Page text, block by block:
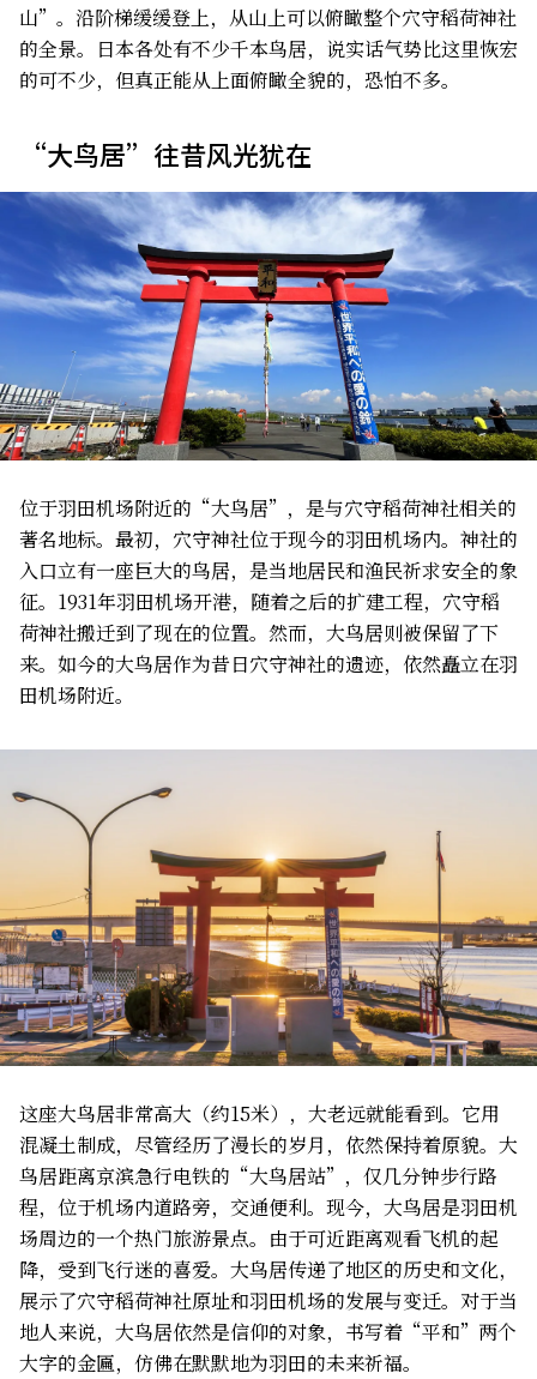
山”。沿阶梯缓缓登上，从山上可以俯瞰整个穴守稻荷神社
的全景。日本各处有不少千本鸟居，说实话气势比这里恢宏
的可不少，但真正能从上面俯瞰全貌的，恐怕不多。
“大鸟居”往昔风光犹在
位于羽田机场附近的“大鸟居”，是与穴守稻荷神社相关的
著名地标。最初，穴守神社位于现今的羽田机场内。神社的
入口立有一座巨大的鸟居，是当地居民和渔民祈求安全的象
征。1931年羽田机场开港，随着之后的扩建工程，穴守稻
荷神社搬迁到了现在的位置。然而，大鸟居则被保留了下
来。如今的大鸟居作为昔日穴守神社的遗迹，依然矗立在羽
田机场附近。
这座大鸟居非常高大（约15米），大老远就能看到。它用
混凝土制成，尽管经历了漫长的岁月，依然保持着原貌。大
鸟居距离京滨急行电铁的“大鸟居站”，仅几分钟步行路
程，位于机场内道路旁，交通便利。现今，大鸟居是羽田机
场周边的一个热门旅游景点。由于可近距离观看飞机的起
降，受到飞行迷的喜爱。大鸟居传递了地区的历史和文化，
展示了穴守稻荷神社原址和羽田机场的发展与变迁。对于当
地人来说，大鸟居依然是信仰的对象，书写着“平和”两个
大字的金匾，仿佛在默默地为羽田的未来祈福。